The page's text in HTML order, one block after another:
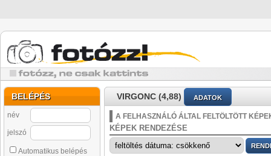
BELÉPÉS
név
jelszó
Automatikus belépés
VIRGONC (4,88) ADATOK
A FELHASZNÁLÓ ÁLTAL FELTÖLTÖTT
KÉPEK RENDEZÉSE